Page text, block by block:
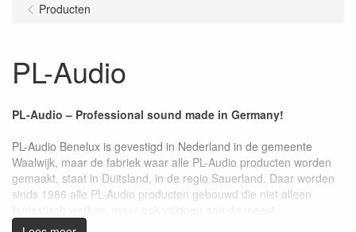
Producten
PL-Audio
PL-Audio – Professional sound made in Germany!
PL-Audio Benelux is gevestigd in Nederland in de gemeente
Waalwijk, maar de fabriek waar alle PL-Audio producten worden
gemaakt, staat in Duitsland, in de regio Sauerland. Daar worden
sinds 1986 alle PL-Audio producten gebouwd die niet alleen
professionele eisen op het gebied van geluidsgedrag, dynamiek,